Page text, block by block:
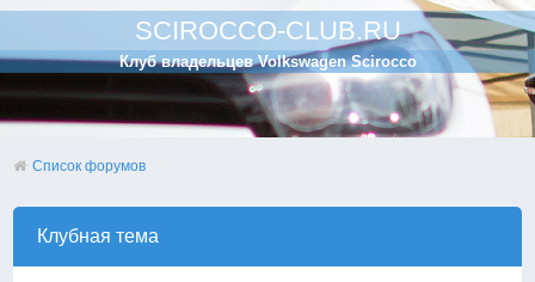
SCIROCCO-CLUB.RU
Клуб владельцев Volkswagen Scirocco
Список форумов
Клубная тема